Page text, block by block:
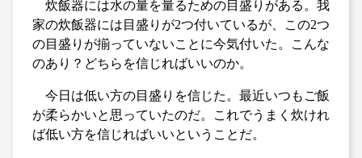
炊飯器には水の量を量るための目盛りがある。我
家の炊飯器には目盛りが2つ付いているが、この2つ
の目盛りが揃っていないことに今気付いた。こんな
のあり？どちらを信じればいいのか。
今日は低い方の目盛りを信じた。最近いつもご飯
が柔らかいと思っていたのだ。これでうまく炊けれ
ば低い方を信じればいいということだ。